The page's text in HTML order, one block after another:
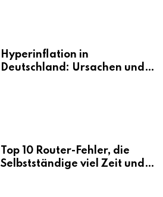
Hyperinflation in
Deutschland: Ursachen und
Top 10 Router-Fehler, die
Selbstständige viel Zeit und